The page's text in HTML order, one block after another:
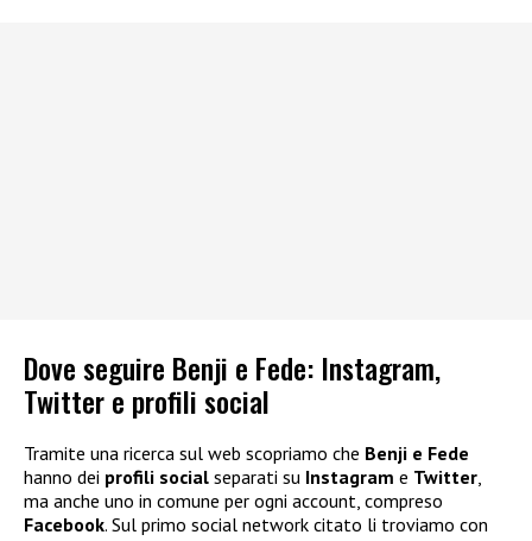
Dove seguire Benji e Fede: Instagram,
Twitter e profili social
Tramite una ricerca sul web scopriamo che Benji e Fede
hanno dei profili social separati su Instagram e Twitter,
ma anche uno in comune per ogni account, compreso
Facebook. Sul primo social network citato li troviamo con